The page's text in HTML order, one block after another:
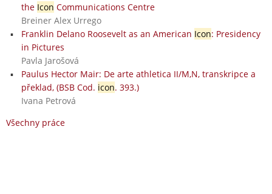
the Icon Communications Centre
Breiner Alex Urrego
Franklin Delano Roosevelt as an American Icon: Presidency
in Pictures
Pavla Jarošová
Paulus Hector Mair: De arte athletica II/M,N, transkripce a
překlad, (BSB Cod. icon. 393.)
Ivana Petrová
Všechny práce